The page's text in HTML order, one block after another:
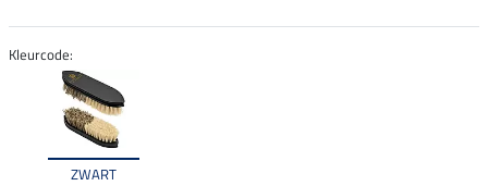
Kleurcode:
ZWART